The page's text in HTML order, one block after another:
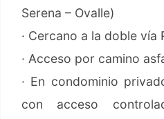
Serena – Ovalle)
· Cercano a la doble vía
· Acceso por camino
· En condominio
con acceso